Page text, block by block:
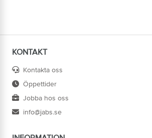
KONTAKT
Kontakta oss
Öppettider
Jobba hos oss
info@jabs.se